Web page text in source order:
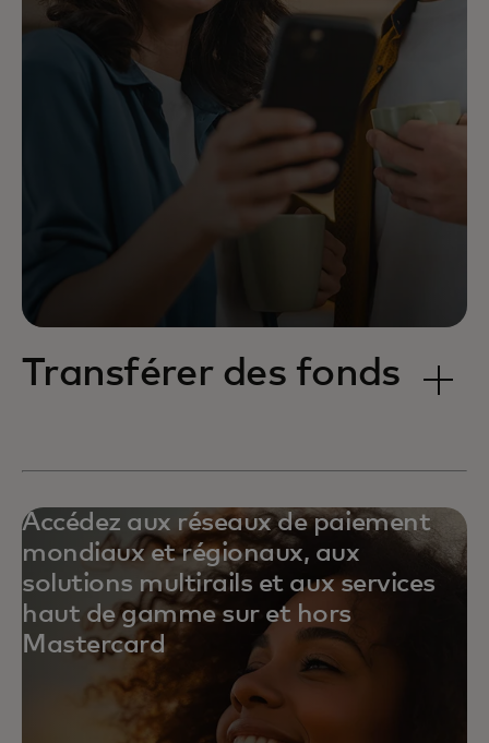
Transférer des fonds
Accédez aux réseaux de paiement
mondiaux et régionaux, aux
solutions multirails et aux services
haut de gamme sur et hors
Mastercard